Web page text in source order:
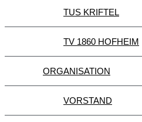
TUS KRIFTEL
TV 1860 HOFHEIM
ORGANISATION
VORSTAND